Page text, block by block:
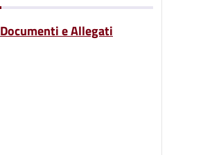
Documenti e Allegati